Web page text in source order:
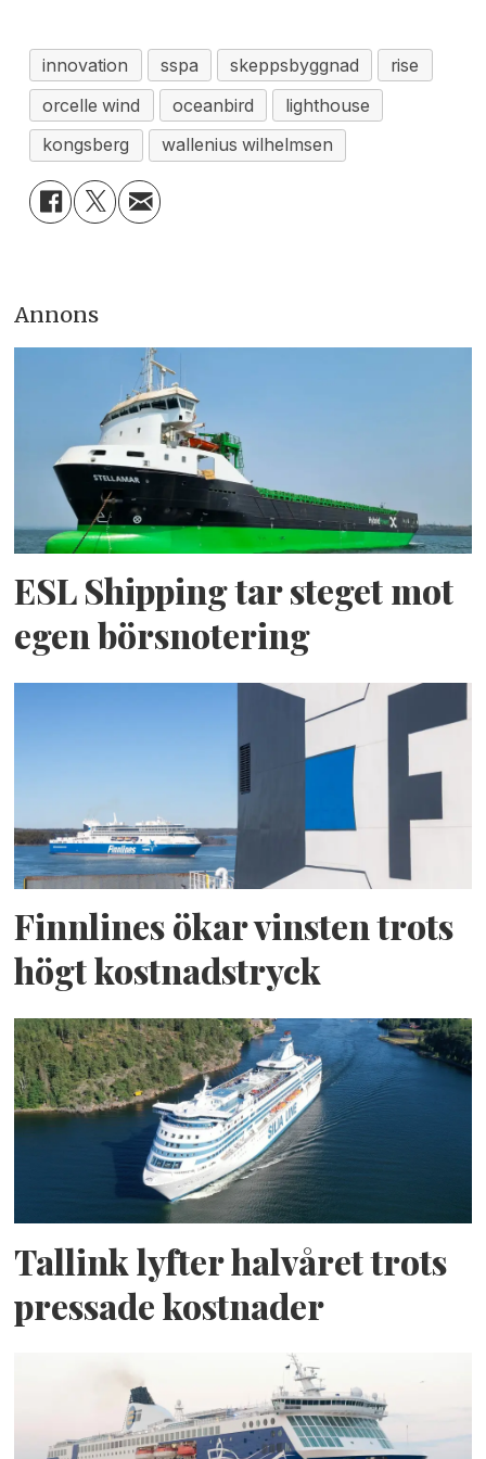
innovation sspa skeppsbyggnad
rise
orcelle wind
oceanbird
lighthouse
kongsberg
wallenius wilhelmsen
Annons
ESL Shipping tar steget mot
egen börsnotering
Finnlines ökar vinsten trots
högt kostnadstryck
Tallink lyfter halvåret trots
pressade kostnader